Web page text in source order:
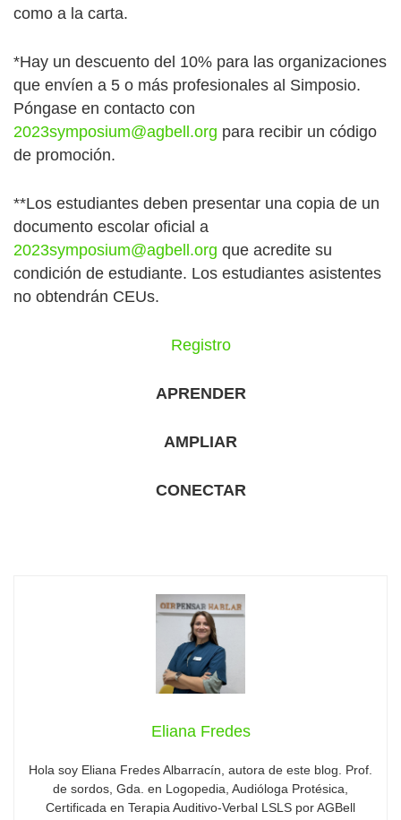
como a la carta.
*Hay un descuento del 10% para las organizaciones
que envíen a 5 o más profesionales al Simposio.
Póngase en contacto con
2023symposium@agbell.org para recibir un código
de promoción.
**Los estudiantes deben presentar una copia de un
documento escolar oficial a
2023symposium@agbell.org que acredite su
condición de estudiante. Los estudiantes asistentes
no obtendrán CEUs.
Registro
APRENDER
AMPLIAR
CONECTAR
Eliana Fredes
Hola soy Eliana Fredes Albarracín, autora de este blog. Prof.
de sordos, Gda. en Logopedia, Audióloga Protésica,
Certificada en Terapia Auditivo-Verbal LSLS por AGBell